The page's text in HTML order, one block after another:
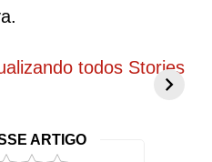
208 elétricotodos Stories
ARTIGO